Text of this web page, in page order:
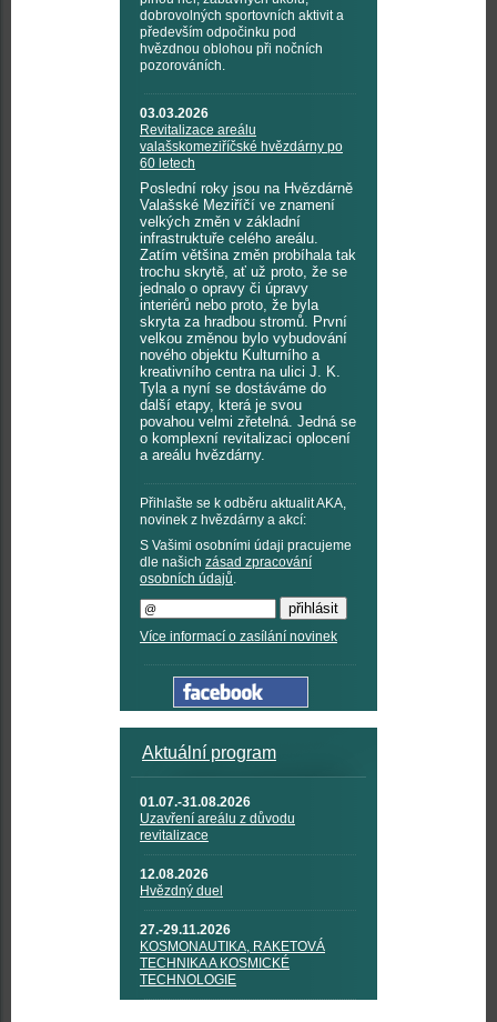
dobrovolných sportovních aktivit a
především odpočinku pod
hvězdnou oblohou při nočních
pozorováních.
03.03.2026
Revitalizace areálu
valašskomeziříčské hvězdárny po
60 letech
Poslední roky jsou na Hvězdárně
Valašské Meziříčí ve znamení
velkých změn v základní
infrastruktuře celého areálu.
Zatím většina změn probíhala tak
trochu skrytě, ať už proto, že se
jednalo o opravy či úpravy
interiérů nebo proto, že byla
skryta za hradbou stromů. První
velkou změnou bylo vybudování
nového objektu Kulturního a
kreativního centra na ulici J. K.
Tyla a nyní se dostáváme do
další etapy, která je svou
povahou velmi zřetelná. Jedná se
o komplexní revitalizaci oplocení
a areálu hvězdárny.
Přihlašte se k odběru aktualit AKA,
novinek z hvězdárny a akcí:
S Vašimi osobními údaji pracujeme
dle našich zásad zpracování
osobních údajů.
Více informací o zasílání novinek
Aktuální program
01.07.-31.08.2026
Uzavření areálu z důvodu
revitalizace
12.08.2026
Hvězdný duel
27.-29.11.2026
KOSMONAUTIKA, RAKETOVÁ
TECHNIKA A KOSMICKÉ
TECHNOLOGIE